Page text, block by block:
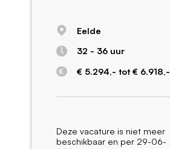
Eelde
32 - 36 uur
€ 5.294,- tot € 6.918,-
Deze vacature is niet meer
beschikbaar en per 29-06-